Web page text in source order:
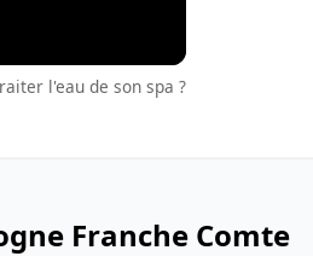
l'eau de son spa ?
Franche Comte